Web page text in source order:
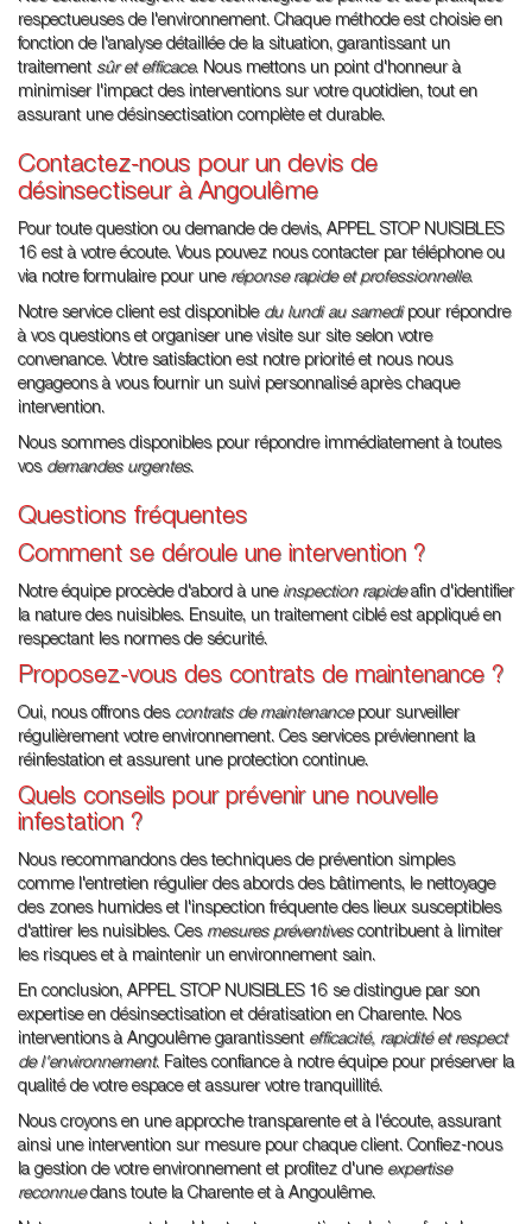
respectueuses de l'environnement. Chaque méthode est choisie en
fonction de l'analyse détaillée de la situation, garantissant un
traitement sûr et efficace. Nous mettons un point d'honneur à
minimiser l'impact des interventions sur votre quotidien, tout en
assurant une désinsectisation complète et durable.
Contactez-nous pour un devis de
désinsectiseur à Angoulême
Pour toute question ou demande de devis, APPEL STOP NUISIBLES
16 est à votre écoute. Vous pouvez nous contacter par téléphone ou
via notre formulaire pour une réponse rapide et professionnelle.
Notre service client est disponible du lundi au samedipour répondre
à vos questions et organiser une visite sur site selon votre
convenance. Votre satisfaction est notre priorité et nous nous
engageons à vous fournir un suivi personnalisé après chaque
intervention.
Nous sommes disponibles pour répondre immédiatement à toutes
vos demandes urgentes.
Questions fréquentes
Comment se déroule une intervention ?
Notre équipe procède d'abord à une inspection rapideafin d'identifier
la nature des nuisibles. Ensuite, un traitement ciblé est appliqué en
respectant les normes de sécurité.
Proposez-vous des contrats de maintenance ?
Oui, nous offrons des contrats de maintenancepour surveiller
régulièrement votre environnement. Ces services préviennent la
réinfestation et assurent une protection continue.
Quels conseils pour prévenir une nouvelle
infestation ?
Nous recommandons des techniques de prévention simples
comme l'entretien régulier des abords des bâtiments, le nettoyage
des zones humides et l'inspection fréquente des lieux susceptibles
d'attirer les nuisibles. Ces mesures préventivescontribuent à limiter
les risques et à maintenir un environnement sain.
En conclusion, APPEL STOP NUISIBLES 16 se distingue par son
expertise en désinsectisation et dératisation en Charente. Nos
interventions à Angoulême garantissent efficacité, rapidité et respect
de l'environnement. Faites confiance à notre équipe pour préserver la
qualité de votre espace et assurer votre tranquillité.
Nous croyons en une approche transparente et à l'écoute, assurant
ainsi une intervention sur mesure pour chaque client. Confiez-nous
la gestion de votre environnement et profitez d'une expertise
reconnuedans toute la Charente et à Angoulême.